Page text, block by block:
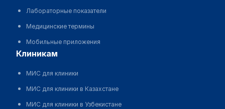
Лабораторные показатели
Медицинские термины
Мобильные приложения
клиникам
МИС для клиники
МИС для клиники в Казахстане
МИС для клиники в Узбекистане